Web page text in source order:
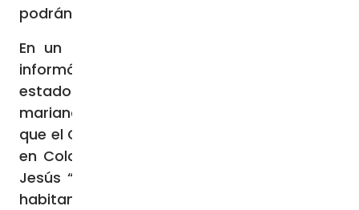
podrán sumarse de manera virtual.
En un mensaje enviado a ACI Prensa, se
informó que desde el 13 de mayo se ha
estado rezando mensualmente la oración
mariana en el Parlamento para rogar a Dios
que el Corazón Inmaculado de María triunfe
en Colombia y que el Sagrado Corazón de
Jesús “siga reinando en cada uno” de sus
habitantes.